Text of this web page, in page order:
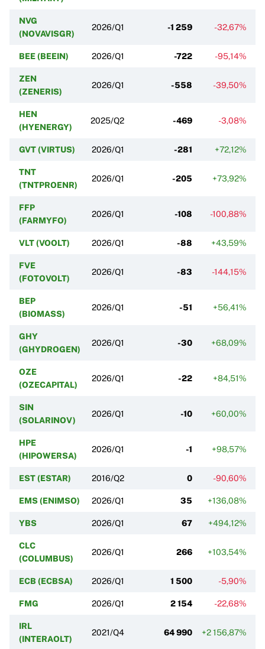
NVG
(NOVAVISGR)
2026/Q1 -1 259 -32,67%
BEE (BEEIN) 2026/Q1 -722 -95,14%
ZEN
(ZENERIS)
2026/Q1 -558 -39,50%
HEN
(HYENERGY)
2025/Q2 -469 -3,08%
GVT (VIRTUS) 2026/Q1 -281 +72,12%
TNT
(TNTPROENR)
2026/Q1 -205 +73,92%
FFP
(FARMYFO)
2026/Q1 -108 -100,88%
VLT (VOOLT) 2026/Q1 -88 +43,59%
FVE
(FOTOVOLT)
2026/Q1 -83 -144,15%
BEP
(BIOMASS)
2026/Q1 -51 +56,41%
GHY
(GHYDROGEN)
2026/Q1 -30 +68,09%
OZE
(OZECAPITAL)
2026/Q1 -22 +84,51%
SIN
(SOLARINOV)
2026/Q1 -10 +60,00%
HPE
(HIPOWERSA)
2026/Q1 -1 +98,57%
EST (ESTAR) 2016/Q2 0 -90,60%
EMS (ENIMSO) 2026/Q1 35 +136,08%
YBS 2026/Q1 67 +494,12%
CLC
(COLUMBUS)
2026/Q1 266 +103,54%
ECB (ECBSA) 2026/Q1 1 500 -5,90%
FMG 2026/Q1 2 154 -22,68%
IRL
(INTERAOLT)
2021/Q4 64 990 +2 156,87%